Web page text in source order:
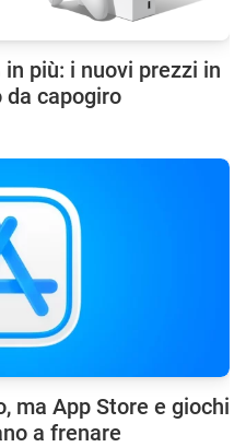
più: i nuovi prezzi in
da capogiro
ma App Store e giochi
a frenare